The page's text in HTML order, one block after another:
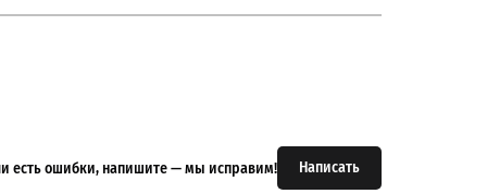
Написать
есть ошибки, напишите — мы исправим!